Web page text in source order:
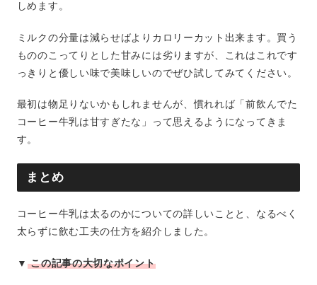
しめます。
ミルクの分量は減らせばよりカロリーカット出来ます。買う
もののこってりとした甘みには劣りますが、これはこれです
っきりと優しい味で美味しいのでぜひ試してみてください。
最初は物足りないかもしれませんが、慣れれば「前飲んでた
コーヒー牛乳は甘すぎたな」って思えるようになってきま
す。
まとめ
コーヒー牛乳は太るのかについての詳しいことと、なるべく
太らずに飲む工夫の仕方を紹介しました。
▼ この記事の大切なポイント